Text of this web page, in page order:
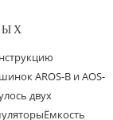
AROS-B и AOS-
двух